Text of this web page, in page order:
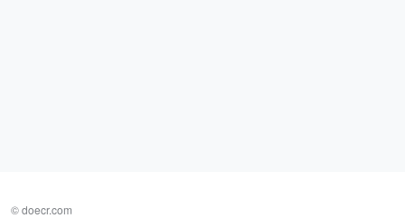
© doecr.com